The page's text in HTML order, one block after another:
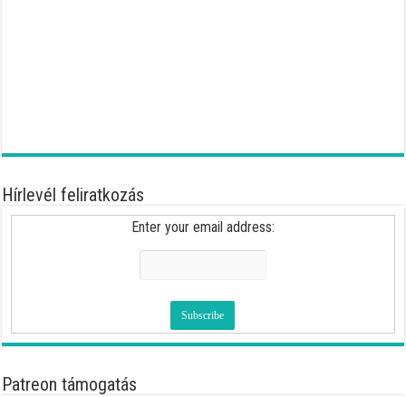
Hírlevél feliratkozás
Enter your email address:
Patreon támogatás